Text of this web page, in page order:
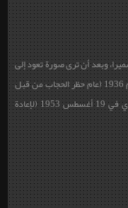
وبعد أن ترى صورة تعود إلى
ماضيها، تبدأ آذر في تصفح ​​ذكرياتها ابتداءاً بعام 1936 (عام حظر الحجاب من قبل
نظام رضاخان البهلوي) مروراً بالانقلاب العسكري في 19 أغسطس 1953 (لإعادة